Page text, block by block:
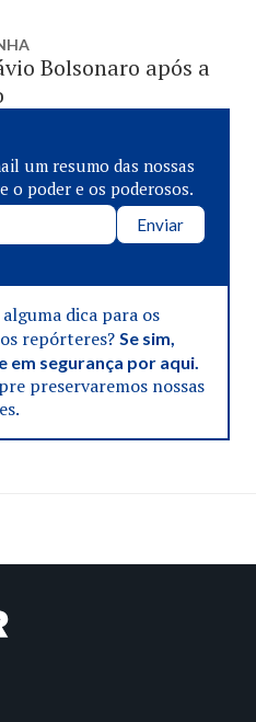
Bolsonaro após a
um resumo das nossas
o poder e os poderosos.
Enviar
dica para os
repórteres? Se sim,
em segurança por aqui.
preservaremos nossas